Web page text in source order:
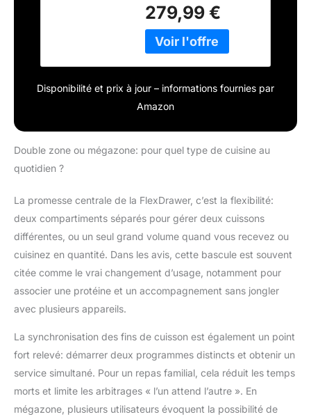
transformer 2 zones de
cuisson indépendantes
en 1 MegaZone extra-
plus volumineux.
Nourrit 8+ personnes
DOUBLE ZONE :
Cuisinez 2 aliments de
contenir un poulet de
2kg ou 1,5 kg de frites
dans chaque zone de
5,2L 7 FONCTIONS :
Rôtir, Cuire au four,
Réchauffer,
rapidement compare
aux fours à chaleur
tournante (Testé vs
des bâtonnets de
poisson pané et des
saucisses, y compris la
279,99 €
Disponibilité et prix à jour – informations fournies par
Amazon
Double zone ou mégazone: pour quel type de cuisine au
quotidien ?
La promesse centrale de la FlexDrawer, c’est la flexibilité:
deux compartiments séparés pour gérer deux cuissons
différentes, ou un seul grand volume quand vous recevez ou
cuisinez en quantité. Dans les avis, cette bascule est souvent
citée comme le vrai changement d’usage, notamment pour
associer une protéine et un accompagnement sans jongler
avec plusieurs appareils.
La synchronisation des fins de cuisson est également un point
fort relevé: démarrer deux programmes distincts et obtenir un
service simultané. Pour un repas familial, cela réduit les temps
morts et limite les arbitrages « l’un attend l’autre ». En
mégazone, plusieurs utilisateurs évoquent la possibilité de